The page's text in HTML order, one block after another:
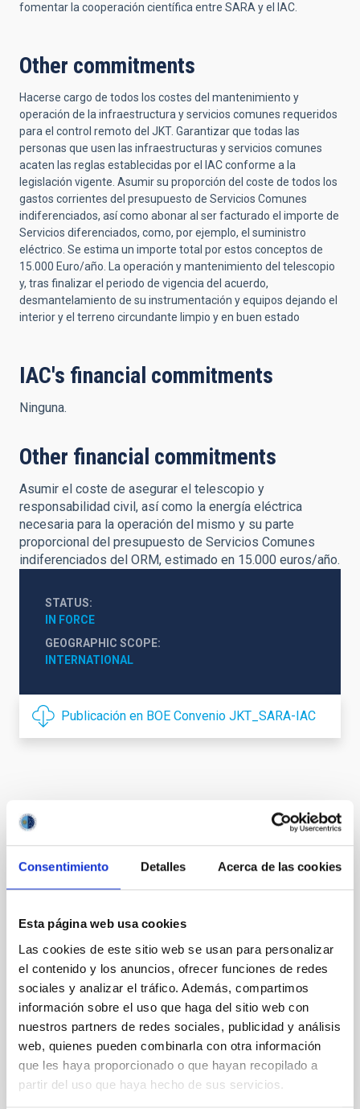
Consentimiento Detalles Acerca de las cookies
Esta página web usa cookies
Las cookies de este sitio web se usan para personalizar
el contenido y los anuncios, ofrecer funciones de redes
sociales y analizar el tráfico. Además, compartimos
información sobre el uso que haga del sitio web con
nuestros partners de redes sociales, publicidad y análisis
web, quienes pueden combinarla con otra información
que les haya proporcionado o que hayan recopilado a
partir del uso que haya hecho de sus servicios.
fomentar la cooperación científica entre SARA y el IAC.
Other commitments
Hacerse cargo de todos los costes del mantenimiento y
operación de la infraestructura y servicios comunes requeridos
para el control remoto del JKT. Garantizar que todas las
personas que usen las infraestructuras y servicios comunes
acaten las reglas establecidas por el IAC conforme a la
legislación vigente. Asumir su proporción del coste de todos los
gastos corrientes del presupuesto de Servicios Comunes
indiferenciados, así como abonar al ser facturado el importe de
Servicios diferenciados, como, por ejemplo, el suministro
eléctrico. Se estima un importe total por estos conceptos de
15.000 Euro/año. La operación y mantenimiento del telescopio
y, tras finalizar el periodo de vigencia del acuerdo,
desmantelamiento de su instrumentación y equipos dejando el
interior y el terreno circundante limpio y en buen estado
IAC's financial commitments
Ninguna.
Other financial commitments
Asumir el coste de asegurar el telescopio y
responsabilidad civil, así como la energía eléctrica
necesaria para la operación del mismo y su parte
proporcional del presupuesto de Servicios Comunes
indiferenciados del ORM, estimado en 15.000 euros/año.
STATUS
IN FORCE
GEOGRAPHIC SCOPE
INTERNATIONAL
Publicación en BOE Convenio JKT_SARA-IAC
It may interest you
Acuerdo de explotación científica de los
Newton entre el Instituto de Astrofísica de
Facilities Council (STFC) y la Nederlandese
Organisatie voor Wetenschappelijk
Onderzoek (NWO)
In force